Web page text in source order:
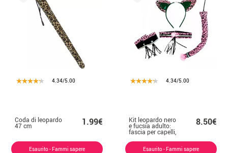
4.34/5.00
Coda di leopardo
47 cm 1.99€
Esaurito - Fammi sapere
4.34/5.00
Kit leopardo nero
e fucsia adulto:
fascia per capelli,
collana, polsini e
coda
8.50€
Esaurito - Fammi sapere